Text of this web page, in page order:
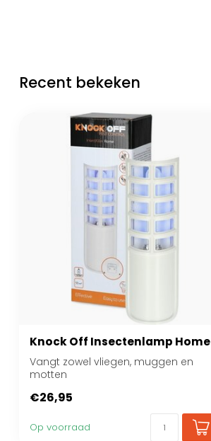
Recent bekeken
Knock Off Insectenlamp Home
Vangt zowel vliegen, muggen en
motten
€26,95
Op voorraad